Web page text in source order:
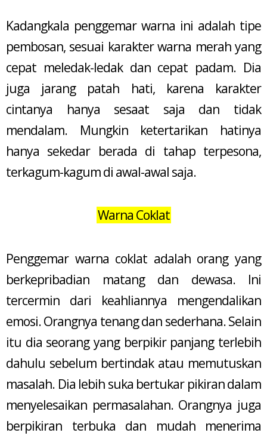
Kadangkala penggemar warna ini adalah tipe
pembosan, sesuai karakter warna merah yang
cepat meledak-ledak dan cepat padam. Dia
juga jarang patah hati, karena karakter
cintanya hanya sesaat saja dan tidak
mendalam. Mungkin ketertarikan hatinya
hanya sekedar berada di tahap terpesona,
terkagum-kagum di awal-awal saja.
Warna Coklat
Penggemar warna coklat adalah orang yang
berkepribadian matang dan dewasa. Ini
tercermin dari keahliannya mengendalikan
emosi. Orangnya tenang dan sederhana. Selain
itu dia seorang yang berpikir panjang terlebih
dahulu sebelum bertindak atau memutuskan
masalah. Dia lebih suka bertukar pikiran dalam
menyelesaikan permasalahan. Orangnya juga
berpikiran terbuka dan mudah menerima